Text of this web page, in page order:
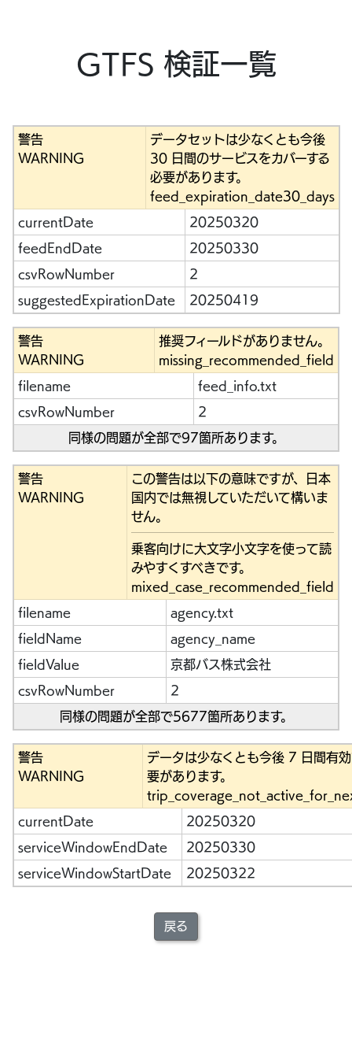
GTFS 検証一覧
警告
WARNING
データセットは少なくとも今後
30 日間のサービスをカバーする
必要があります。
feed_expiration_date30_days
currentDate 20250320
feedEndDate 20250330
csvRowNumber 2
suggestedExpirationDate 20250419
警告
WARNING
推奨フィールドがありません。
missing_recommended_field
filename feed_info.txt
csvRowNumber 2
同様の問題が全部で97箇所あります。
警告
WARNING
この警告は以下の意味ですが、日本
国内では無視していただいて構いま
せん。
乗客向けに大文字小文字を使って読
みやすくすべきです。
mixed_case_recommended_field
filename agency.txt
fieldName agency_name
fieldValue 京都バス株式会社
csvRowNumber 2
同様の問題が全部で5677箇所あります。
警告
WARNING
データは少なくとも今後 7 日間有
要があります。
currentDate 20250320
serviceWindowEndDate 20250330
serviceWindowStartDate 20250322
戻る